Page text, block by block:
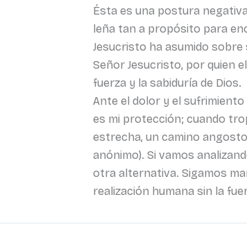
Ésta es una postura
leña tan a propósito para
Jesucristo ha asumido sobre
Señor Jesucristo, por quien
fuerza y la sabiduría de Dios.
Ante el dolor y el
es mi protección; cuando
estrecha, un camino
anónimo). Si vamos
otra alternativa. Sigamos
realización humana sin la